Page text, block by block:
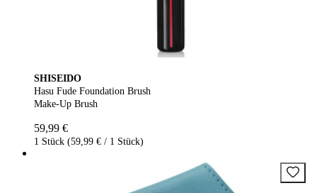
SHISEIDO
Hasu Fude Foundation Brush
Make-Up Brush
59,99 €
1 Stück (59,99 € / 1 Stück)